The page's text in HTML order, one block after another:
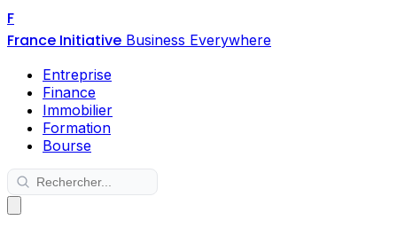
F
France Initiative Business Everywhere
Entreprise
Finance
Immobilier
Formation
Bourse